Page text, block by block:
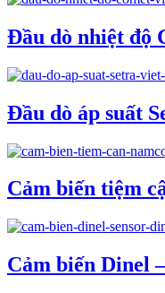
Đầu dò nhiệt độ
Đầu dò áp suất
Cảm biến tiệm
Cảm biến Dinel